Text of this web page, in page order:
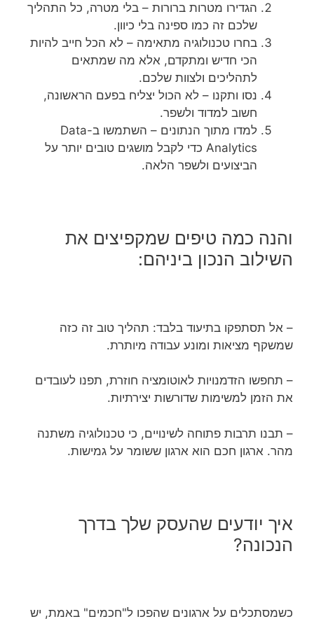
הגדירו מטרות ברורות – בלי מטרה, כל התהליך
שלכם זה כמו ספינה בלי כיוון.
בחרו טכנולוגיה מתאימה – לא הכל חייב להיות
הכי חדיש ומתקדם, אלא מה שמתאים
לתהליכים ולצוות שלכם.
נסו ותקנו – לא הכול יצליח בפעם הראשונה,
חשוב למדוד ולשפר.
למדו מתוך הנתונים – השתמשו ב-Data
Analytics כדי לקבל מושגים טובים יותר על
הביצועים ולשפר הלאה.
והנה כמה טיפים שמקפיצים את
השילוב הנכון ביניהם:
– אל תסתפקו בתיעוד בלבד: תהליך טוב זה כזה
שמשקף מציאות ומונע עבודה מיותרת.
– תחפשו הזדמנויות לאוטומציה חוזרת, תפנו לעובדים
את הזמן למשימות שדורשות יצירתיות.
– תבנו תרבות פתוחה לשינויים, כי טכנולוגיה משתנה
מהר. ארגון חכם הוא ארגון ששומר על גמישות.
איך יודעים שהעסק שלך בדרך
הנכונה?
כשמסתכלים על ארגונים שהפכו ל"חכמים" באמת, יש